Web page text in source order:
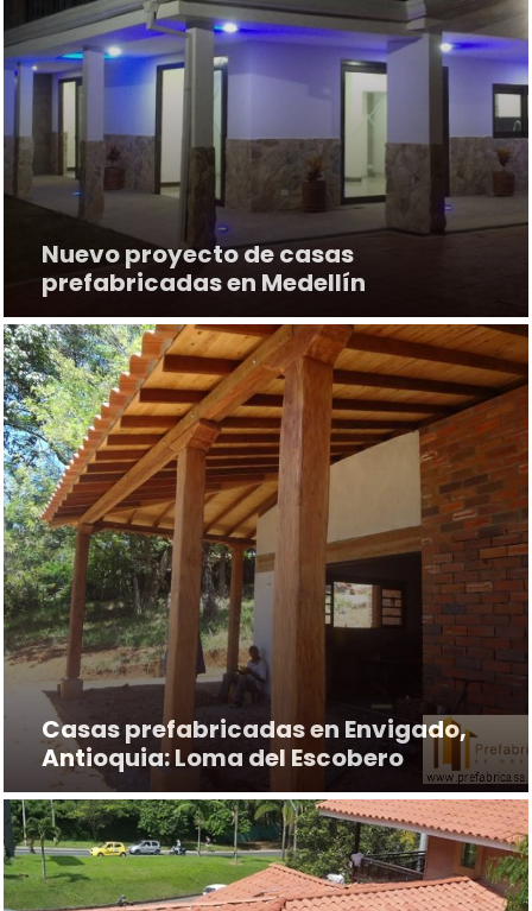
Nuevo proyecto de casas
prefabricadas en Medellí­n
Casas prefabricadas en Envigado,
Antioquia: Loma del Escobero